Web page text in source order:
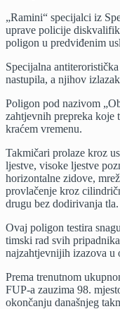
„Ramini“ specijalci iz
uprave policije
poligon u predviđenim
Specijalna
nastupila, a njihov
Poligon pod nazivom
zahtjevnih prepreka koje
kraćem vremenu.
Takmičari prolaze kroz
ljestve, visoke ljestve
horizontalne zidove,
provlačenje kroz
drugu bez dodirivanja tla.
Ovaj poligon testira
timski rad svih
najzahtjevnijih izazova u
Prema trenutnom
FUP-a zauzima 98.
okončanju današnjeg